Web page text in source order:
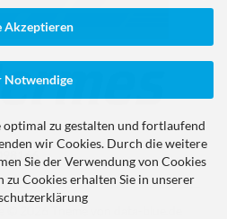
Akzeptieren
Notwendige
optimal zu gestalten und fortlaufend
wir Cookies. Durch die weitere
Sie der Verwendung von Cookies
Cookies erhalten Sie in unserer